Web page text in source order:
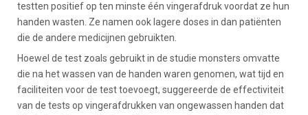
testten positief op ten minste één vingerafdruk voordat ze hun
handen wasten. Ze namen ook lagere doses in dan patiënten
die de andere medicijnen gebruikten.
Hoewel de test zoals gebruikt in de studie monsters omvatte
die na het wassen van de handen waren genomen, wat tijd en
faciliteiten voor de test toevoegt, suggereerde de effectiviteit
van de tests op vingerafdrukken van ongewassen handen dat